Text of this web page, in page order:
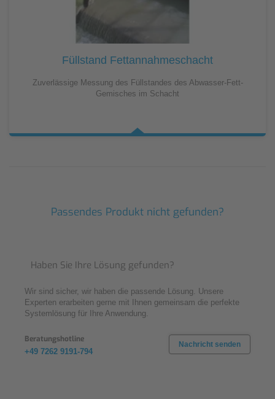
Füllstand Fettannahmeschacht
Zuverlässige Messung des Füllstandes des Abwasser-Fett-
Gemisches im Schacht
Passendes Produkt nicht gefunden?
Haben Sie Ihre Lösung gefunden?
Wir sind sicher, wir haben die passende Lösung. Unsere
Experten erarbeiten gerne mit Ihnen gemeinsam die perfekte
Systemlösung für Ihre Anwendung.
Beratungshotline
+49 7262 9191-794
Nachricht senden